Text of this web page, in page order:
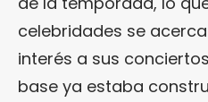
celebridades se
interés a sus
base ya estaba